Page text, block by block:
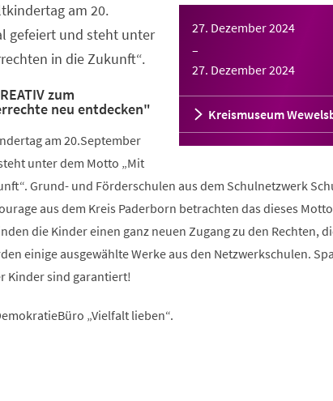
27. Dezember 2024
–
27. Dezember 2024
Kreismuseum
am 20.
gefeiert und steht unter
in die Zukunft“.
zum
neu entdecken"
am 20.September
unter dem Motto „Mit
Grund- und Förderschulen aus dem Schulnetzwerk
aus dem Kreis Paderborn betrachten das dieses
die Kinder einen ganz neuen Zugang zu den Rechten,
einige ausgewählte Werke aus den Netzwerkschulen.
Kinder sind garantiert!
„Vielfalt lieben“.